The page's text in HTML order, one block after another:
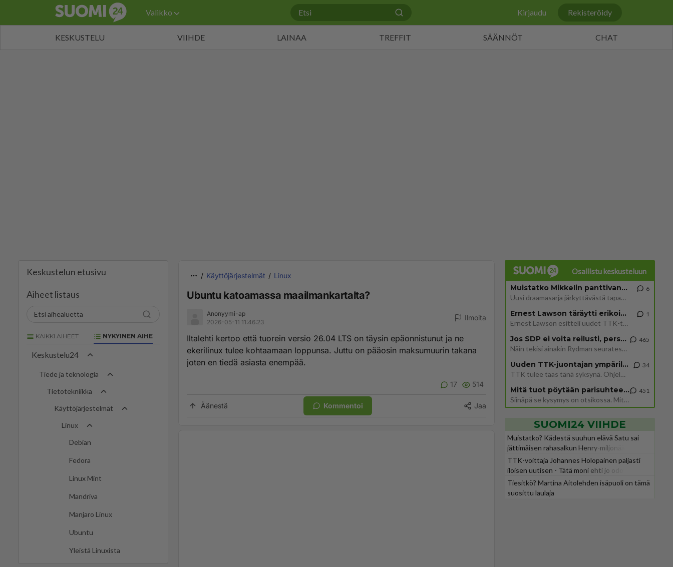
Valikko Kirjaudu Rekisteröidy
KESKUSTELU VIIHDE LAINAA TREFFIT SÄÄNNÖT CHAT
Keskustelun etusivu
Aiheet listaus
KAIKKI AIHEET NYKYINEN AIHE
Keskustelu24
Tiede ja teknologia
Tietotekniikka
Käyttöjärjestelmät
Linux
Debian
Fedora
Linux Mint
Mandriva
Manjaro Linux
Ubuntu
Yleistä Linuxista
Käyttöjärjestelmät Linux
Ubuntu katoamassa maailmankartalta?
Anonyymi-ap
2026-05-11 11:46:23
Ilmoita
Iltalehti kertoo että tuorein versio 26.04 LTS on täysin epäonnistunut ja ne
ekerilinux tulee kohtaamaan loppunsa. Juttu on pääosin maksumuurin takana
joten en tiedä asiasta enempää.
17 514
Äänestä Kommentoi Jaa
Osallistu keskusteluun
Muistatko Mikkelin panttivankidraaman?
Uusi draamasarja järkyttävästä tapauksesta on tulossa. Tositapahtumiin perustuva sarja ammentaa vuoden 1986 Mikkelin pan
6
Ernest Lawson täräytti erikoisen heiton TTK-lehdistötilaisuudessa: " Onko tässä tarkoituksena...?"
Ernest Lawson esitteli uudet TTK-tähtioppilaat ja opettajat torstaina 6.8. lehdistölle. Tulevalla kaudella on yksi hausk
1
Jos SDP ei voita reilusti, persut kumoavat demokratian Suomesta
Näin tekisi ainakin Rydman seuratessaan idolinsa Trumpin mallia https://www.is.fi/politiikka/art-2000012187244.html
465
Uuden TTK-juontajan ympärillä epätietoisuus sakenee - Nyt MTV hämmentää soppaa
TTK tulee taas tänä syksynä. Ohjelman uudet tähtioppilaat julkistetaan torstaina 6. elokuuta klo 14 alkavassa lehdistö
34
Mitä tuot pöytään parisuhteessa?
Siinäpä se kysymys on otsikossa. Mitäpä siis tuot/toisit pöytään parisuhteessa? Oletko mies vai nainen? Koetko sen mitä
451
SUOMI24 VIIHDE
Muistatko? Kädestä suuhun elävä Satu sai
jättimäisen rahasalkun Henry-miljonääriltä
TTK-voittaja Johannes Holopainen paljasti
iloisen uutisen - Tätä moni ehti jo odottaa
Tiesitkö? Martina Aitolehden isäpuoli on tämä
suosittu laulaja